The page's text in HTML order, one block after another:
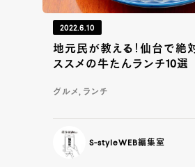
2022.6.10
地元民が教える！仙台で絶
ススメの牛たんランチ10選
グルメ, ランチ
S-styleWEB編集室